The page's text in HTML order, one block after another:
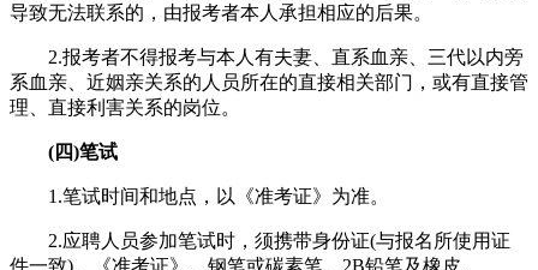
导致无法联系的，由报考者本人承担相应的后果。
2.报考者不得报考与本人有夫妻、直系血亲、三代以内旁
系血亲、近姻亲关系的人员所在的直接相关部门，或有直接管
理、直接利害关系的岗位。
(四)笔试
1.笔试时间和地点，以《准考证》为准。
2.应聘人员参加笔试时，须携带身份证(与报名所使用证
件一致)、《准考证》、钢笔或碳素笔、2B铅笔及橡皮。